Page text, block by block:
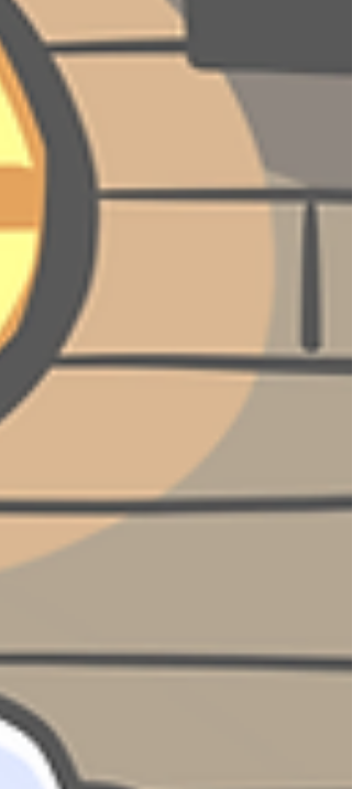
がいらっしゃいます。現在deltaruneのspamtenna
にて私と交流してくれている方々で、ありがたい
ことに今回、合同参加のお誘いを頂きました。
各々の個人誌やグッズを沢山持っていくのは勿論
の事なのですが、今回２スぺ取ったのはそれだけ
が理由ではないんですよね… はい！！ なん
なんと！！ スパムトン×テナのアンソロジーも
のサークルで出ます！！ しかもテーマは「ウェ
ディング」！！